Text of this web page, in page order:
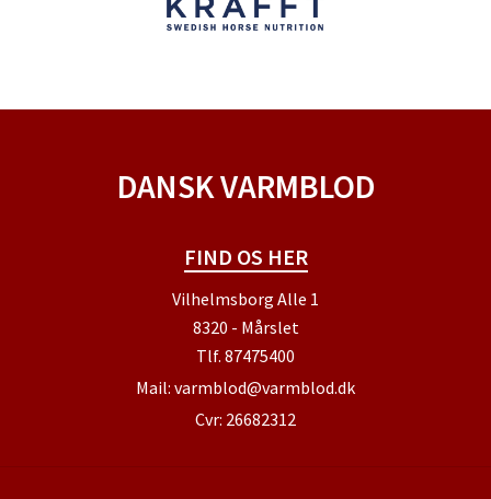
DANSK VARMBLOD
FIND OS HER
Vilhelmsborg Alle 1
8320 - Mårslet
Tlf. 87475400
Mail: varmblod@varmblod.dk
Cvr: 26682312